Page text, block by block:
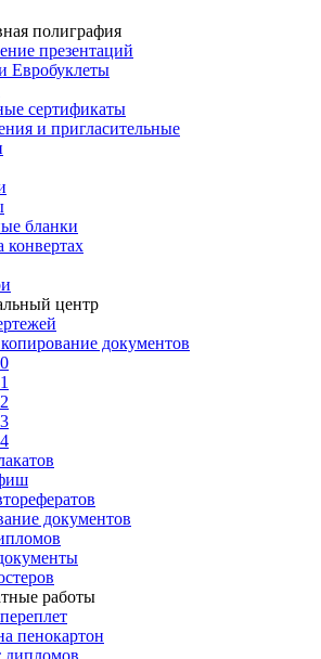
полиграфия
презентаций
Eвробуклеты
сертификаты
и пригласительные
бланки
конвертах
центр
документов
документов
работы
пенокартон
дипломов